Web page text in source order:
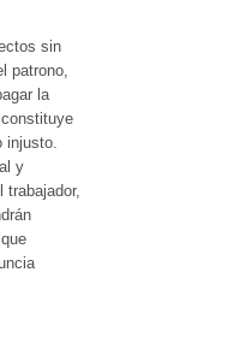
sin
patrono,
la
injusto.
y
trabajador,